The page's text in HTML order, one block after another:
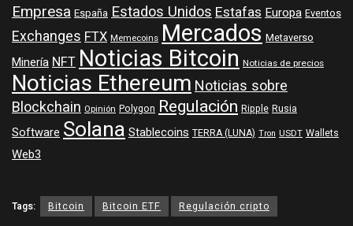
Empresa España Estados UnidosEstafasEuropa Eventos
ExchangesFTX Memecoins Mercados Metaverso
MineríaNFTNoticias Bitcoin Noticias de precios
Noticias EthereumNoticias sobre
Blockchain Opinión Polygon Regulación Ripple Rusia
SoftwareSolanaStablecoins TERRA (LUNA) Tron USDT Wallets
Web3
Tags: Bitcoin Bitcoin ETF Regulación cripto